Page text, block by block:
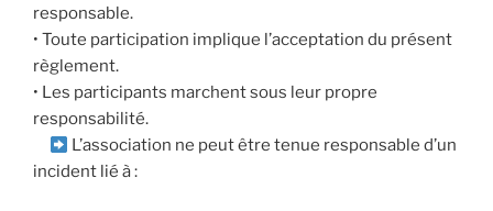
responsable.
• Toute participation implique l’acceptation du présent
règlement.
• Les participants marchent sous leur propre
responsabilité.
L’association ne peut être tenue responsable d’un
incident lié à :